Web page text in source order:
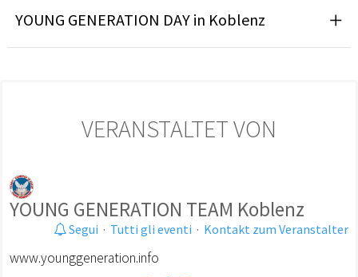
YOUNG GENERATION DAY in Koblenz
VERANSTALTET VON
YOUNG GENERATION TEAM Koblenz
Segui · Tutti gli eventi · Kontakt zum Veranstalter
www.younggeneration.info